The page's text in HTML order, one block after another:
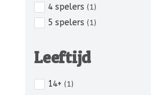
4 spelers (1)
5 spelers (1)
Leeftijd
14+ (1)